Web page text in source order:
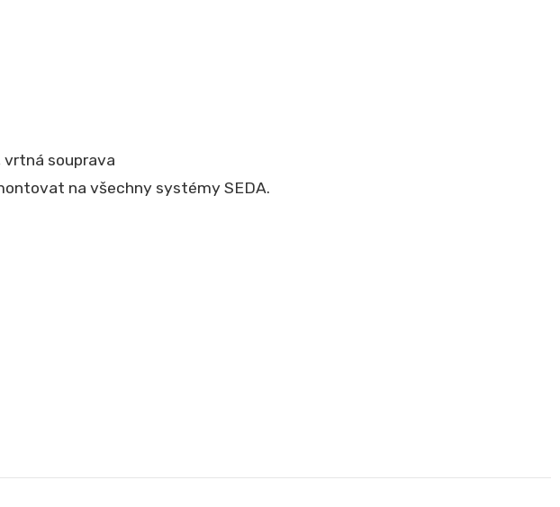
vrtná souprava
na všechny systémy SEDA.